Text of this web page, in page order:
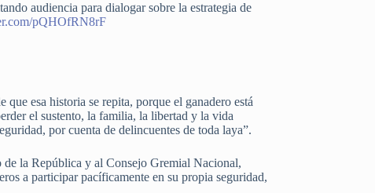
audiencia para dialogar sobre la estrategia de
pQHOfRN8rF
esa historia se repita, porque el ganadero está
el sustento, la familia, la libertad y la vida
por cuenta de delincuentes de toda laya”.
de la República y al Consejo Gremial Nacional,
a participar pacíficamente en su propia seguridad,